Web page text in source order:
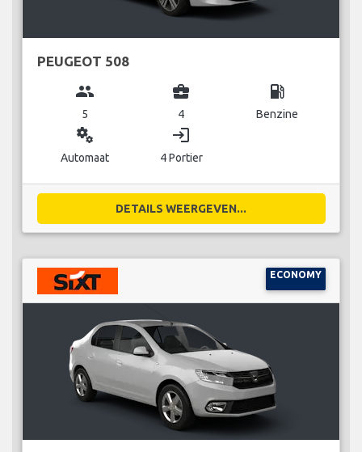
PEUGEOT 508
group
5
business_center
4
local_gas_station
Benzine
miscellaneous_services
Automaat
login
4 Portier
DETAILS WEERGEVEN...
ECONOMY